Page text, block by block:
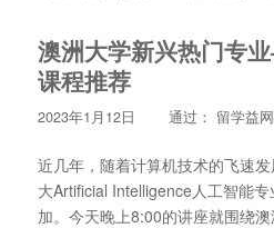
澳洲大学新兴热门专
课程推荐
2023年1月12日 通过： 留学益网
近几年，随着计算机技术的飞速
大Artificial Intelligence人工智能
加。今天晚上8:00的讲座就围绕